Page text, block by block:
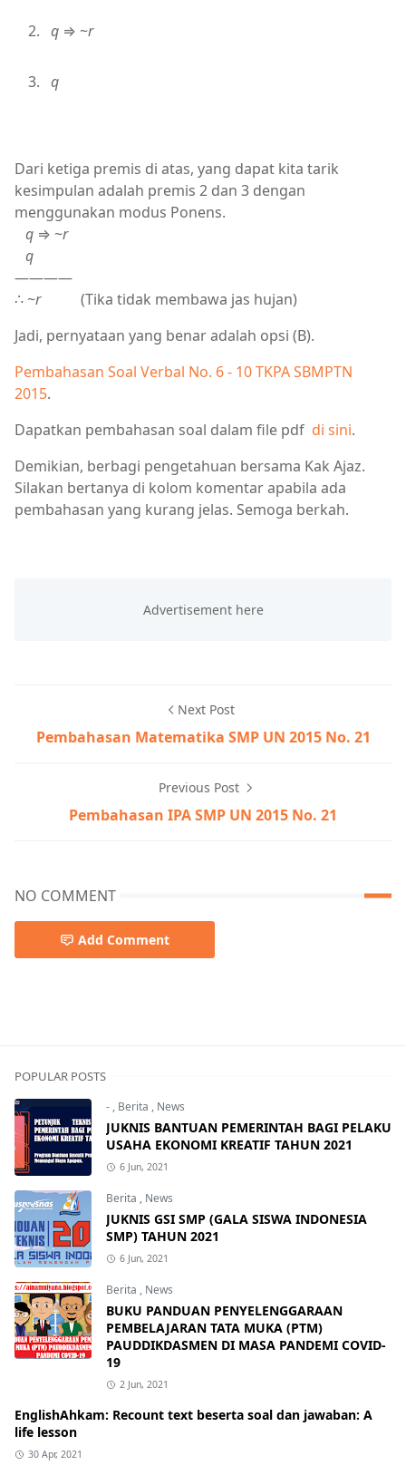
q ⇒ ~r
q
Dari ketiga premis di atas, yang dapat kita tarik
kesimpulan adalah premis 2 dan 3 dengan
menggunakan modus Ponens.
q ⇒ ~r
q
————
∴ ~r(Tika tidak membawa jas hujan)
Jadi, pernyataan yang benar adalah opsi (B).
Pembahasan Soal Verbal No. 6 - 10 TKPA SBMPTN
2015.
Dapatkan pembahasan soal dalam file pdf di sini.
Demikian, berbagi pengetahuan bersama Kak Ajaz.
Silakan bertanya di kolom komentar apabila ada
pembahasan yang kurang jelas. Semoga berkah.
Next Post
Pembahasan Matematika SMP UN 2015 No. 21
Previous Post
Pembahasan IPA SMP UN 2015 No. 21
NO COMMENT
Add Comment
POPULAR POSTS
- , Berita , News
JUKNIS BANTUAN PEMERINTAH BAGI PELAKU
USAHA EKONOMI KREATIF TAHUN 2021
6 Jun, 2021
Berita , News
JUKNIS GSI SMP (GALA SISWA INDONESIA
SMP) TAHUN 2021
6 Jun, 2021
Berita , News
BUKU PANDUAN PENYELENGGARAAN
PEMBELAJARAN TATA MUKA (PTM)
PAUDDIKDASMEN DI MASA PANDEMI COVID-
19
2 Jun, 2021
EnglishAhkam: Recount text beserta soal dan jawaban: A
life lesson
30 Apr, 2021